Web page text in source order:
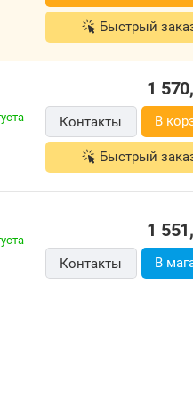
Быстрый
1
Контакты В
Быстрый
1
Контакты В